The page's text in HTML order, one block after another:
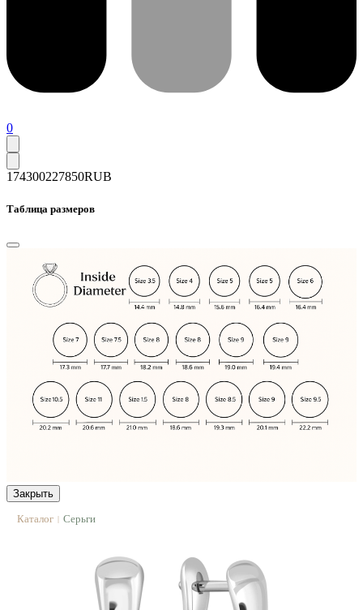
0
174300227850RUB
Таблица размеров
Закрыть
Каталог | Серьги